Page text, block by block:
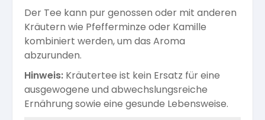
Der Tee kann pur genossen oder mit anderen
Kräutern wie Pfefferminze oder Kamille
kombiniert werden, um das Aroma
abzurunden.
Hinweis: Kräutertee ist kein Ersatz für eine
ausgewogene und abwechslungsreiche
Ernährung sowie eine gesunde Lebensweise.